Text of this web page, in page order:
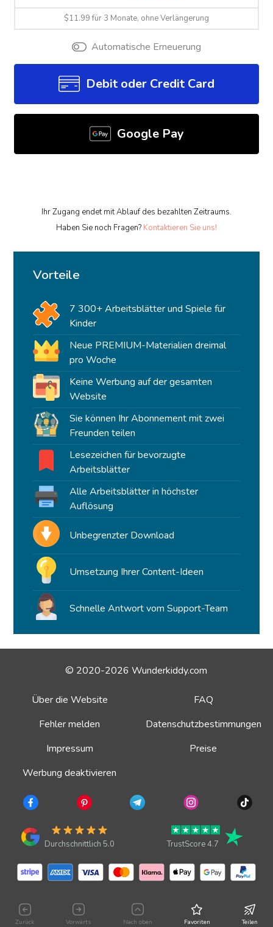
$11.99 für 3 Monate, ohne Verlängerung
Automatische Erneuerung
Debit oder Credit Card
Google Pay
Ihr Zugang endet mit Ablauf des bezahlten Zeitraums.
Haben Sie noch Fragen? Kontaktieren Sie uns!
Vorteile
7 300+ Arbeitsblätter und Spiele für
Kinder
Neue PREMIUM-Materialien dreimal
pro Woche
Keine Werbung auf der gesamten
Website
Sie können Ihr Abonnement mit zwei
Freunden teilen
Lesezeichen für bevorzugte
Arbeitsblätter
Alle Arbeitsblätter in höchster
Auflösung
Unbegrenzter Download
Umsetzung Ihrer Content-Ideen
Schnelle Antwort vom Support-Team
© 2020-2026 Wunderkiddy.com
Über die Website
FAQ
Fehler melden
Datenschutzbestimmungen
Impressum
Preise
Werbung deaktivieren
Durchschnittlich 5.0 TrustScore 4.7
Zurück Vorwärts Nach oben Favoriten Teilen